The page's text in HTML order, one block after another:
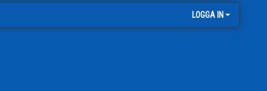
LOGGA IN